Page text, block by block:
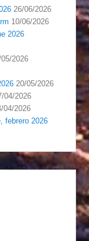
26/06/2026
10/06/2026
2026
05/2026
20/05/2026
04/2026
04/2026
febrero 2026